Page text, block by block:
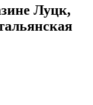
Луцк,